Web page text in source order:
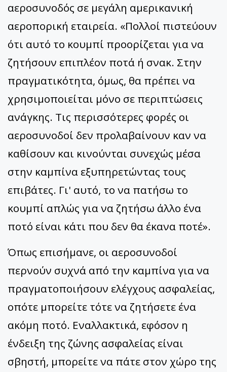
αεροσυνοδός σε μεγάλη αμερικανική
αεροπορική εταιρεία. «Πολλοί πιστεύουν
ότι αυτό το κουμπί προορίζεται για να
ζητήσουν επιπλέον ποτά ή σνακ. Στην
πραγματικότητα, όμως, θα πρέπει να
χρησιμοποιείται μόνο σε περιπτώσεις
ανάγκης. Τις περισσότερες φορές οι
αεροσυνοδοί δεν προλαβαίνουν καν να
καθίσουν και κινούνται συνεχώς μέσα
στην καμπίνα εξυπηρετώντας τους
επιβάτες. Γι' αυτό, το να πατήσω το
κουμπί απλώς για να ζητήσω άλλο ένα
ποτό είναι κάτι που δεν θα έκανα ποτέ».
Όπως επισήμανε, οι αεροσυνοδοί
περνούν συχνά από την καμπίνα για να
πραγματοποιήσουν ελέγχους ασφαλείας,
οπότε μπορείτε τότε να ζητήσετε ένα
ακόμη ποτό. Εναλλακτικά, εφόσον η
ένδειξη της ζώνης ασφαλείας είναι
σβηστή, μπορείτε να πάτε στον χώρο της